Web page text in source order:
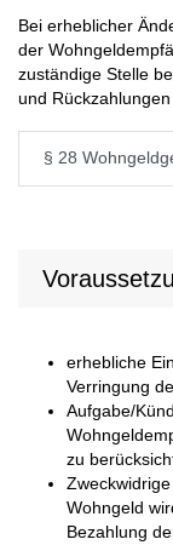
Bei erheblicher
der
zuständige Stelle
und
§ 28
erhebliche
Verringung
Aufgabe/
zu
Wohngeld
Bezahlung